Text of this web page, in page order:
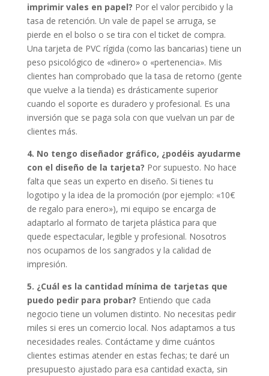
imprimir vales en papel? Por el valor percibido y la
tasa de retención. Un vale de papel se arruga, se
pierde en el bolso o se tira con el ticket de compra.
Una tarjeta de PVC rígida (como las bancarias) tiene un
peso psicológico de «dinero» o «pertenencia». Mis
clientes han comprobado que la tasa de retorno (gente
que vuelve a la tienda) es drásticamente superior
cuando el soporte es duradero y profesional. Es una
inversión que se paga sola con que vuelvan un par de
clientes más.
4. No tengo diseñador gráfico, ¿podéis ayudarme
con el diseño de la tarjeta? Por supuesto. No hace
falta que seas un experto en diseño. Si tienes tu
logotipo y la idea de la promoción (por ejemplo: «10€
de regalo para enero»), mi equipo se encarga de
adaptarlo al formato de tarjeta plástica para que
quede espectacular, legible y profesional. Nosotros
nos ocupamos de los sangrados y la calidad de
impresión.
5. ¿Cuál es la cantidad mínima de tarjetas que
puedo pedir para probar? Entiendo que cada
negocio tiene un volumen distinto. No necesitas pedir
miles si eres un comercio local. Nos adaptamos a tus
necesidades reales. Contáctame y dime cuántos
clientes estimas atender en estas fechas; te daré un
presupuesto ajustado para esa cantidad exacta, sin